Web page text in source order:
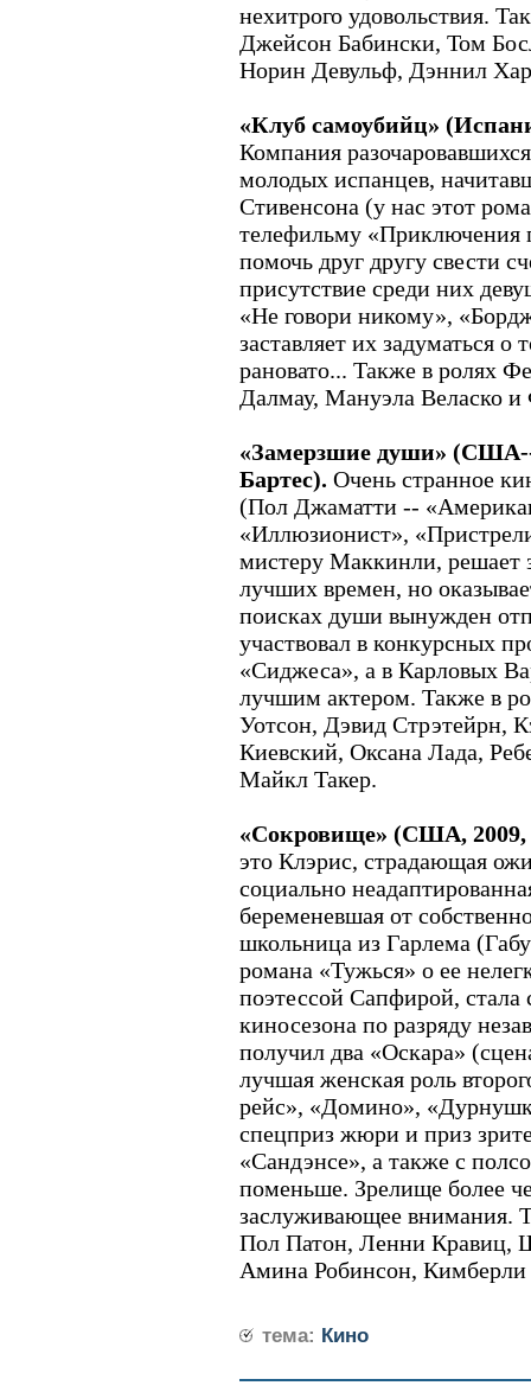
нехитрого удовольствия.
Джейсон Бабински, Том
Норин Девульф, Дэннил
«Клуб самоубийц»
Компания
молодых испанцев,
Стивенсона (у нас этот
телефильму
помочь друг другу свести
присутствие среди них
«Не говори никому»,
заставляет их задуматься
рановато... Также в ролях
Далмау, Мануэла Веласко
«Замерзшие души»
Бартес). Очень странное
(Пол Джаматти --
«Иллюзионист»,
мистеру Маккинли, решает
лучших времен, но
поисках души вынужден
участвовал в конкурсных
«Сиджеса», а в Карловых
лучшим актером. Также в
Уотсон, Дэвид Стрэтейрн,
Киевский, Оксана Лада,
Майкл Такер.
«Сокровище» (США,
это Клэрис, страдающая
социально
беременевшая от
школьница из Гарлема
романа «Тужься» о ее
поэтессой Сапфирой, стала
киносезона по разряду
получил два «Оскара»
лучшая женская роль
рейс», «Домино»,
спецприз жюри и приз
«Сандэнсе», а также с
поменьше. Зрелище более
заслуживающее внимания.
Пол Патон, Ленни Кравиц,
Амина Робинсон, Кимберли
тема: Кино